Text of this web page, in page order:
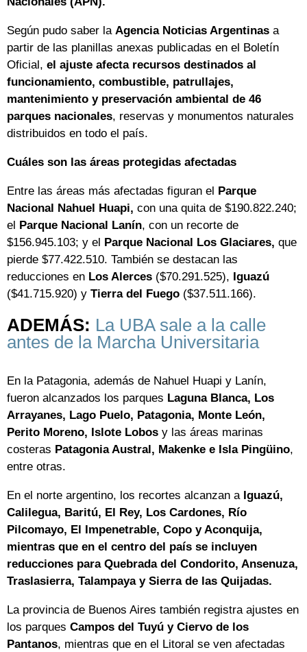
Según pudo saber la Agencia Noticias Argentinas a
partir de las planillas anexas publicadas en el Boletín
Oficial, el ajuste afecta recursos destinados al
funcionamiento, combustible, patrullajes,
mantenimiento y preservación ambiental de 46
parques nacionales, reservas y monumentos naturales
distribuidos en todo el país.
Cuáles son las áreas protegidas afectadas
Entre las áreas más afectadas figuran el Parque
Nacional Nahuel Huapi, con una quita de $190.822.240;
el Parque Nacional Lanín, con un recorte de
$156.945.103; y el Parque Nacional Los Glaciares, que
pierde $77.422.510. También se destacan las
reducciones en Los Alerces ($70.291.525), Iguazú
($41.715.920) y Tierra del Fuego ($37.511.166).
ADEMÁS: La UBA sale a la calle
antes de la Marcha Universitaria
En la Patagonia, además de Nahuel Huapi y Lanín,
fueron alcanzados los parques Laguna Blanca, Los
Arrayanes, Lago Puelo, Patagonia, Monte León,
Perito Moreno, Islote Lobos y las áreas marinas
costeras Patagonia Austral, Makenke e Isla Pingüino,
entre otras.
En el norte argentino, los recortes alcanzan aIguazú,
Calilegua, Baritú, El Rey, Los Cardones, Río
Pilcomayo, El Impenetrable, Copo y Aconquija,
mientras que en el centro del país se incluyen
reducciones para Quebrada del Condorito, Ansenuza,
Traslasierra, Talampaya y Sierra de las Quijadas.
La provincia de Buenos Aires también registra ajustes en
los parques Campos del Tuyú y Ciervo de los
Pantanos, mientras que en el Litoral se ven afectadas